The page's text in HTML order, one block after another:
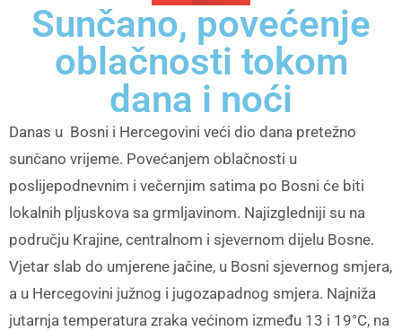
Sunčano, povećenje
oblačnosti tokom
dana i noći
Danas u Bosni i Hercegovini veći dio dana pretežno
sunčano vrijeme. Povećanjem oblačnosti u
poslijepodnevnim i večernjim satima po Bosni će biti
lokalnih pljuskova sa grmljavinom. Najizgledniji su na
području Krajine, centralnom i sjevernom dijelu Bosne.
Vjetar slab do umjerene jačine, u Bosni sjevernog smjera,
a u Hercegovini južnog i jugozapadnog smjera. Najniža
jutarnja temperatura zraka većinom između 13 i 19°C, na